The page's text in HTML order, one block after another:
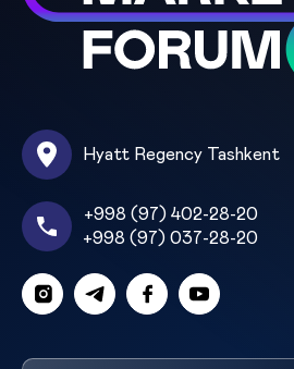
Hyatt Regency Tashkent
+998 (97) 402-28-20
+998 (97) 037-28-20